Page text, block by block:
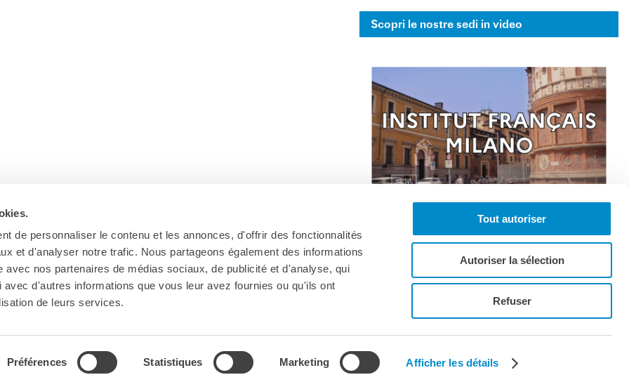
de personnaliser le contenu et les annonces, d'offrir des fonctionnalités
et d'analyser notre trafic. Nous partageons également des informations
avec nos partenaires de médias sociaux, de publicité et d'analyse, qui
d'autres informations que vous leur avez fournies ou qu'ils ont
de leurs services.
Préférences Statistiques Marketing Afficher les détails
Tout autoriser
Autoriser la sélection
Refuser
Scopri le nostre sedi in video
Iscriviti alla newsletter